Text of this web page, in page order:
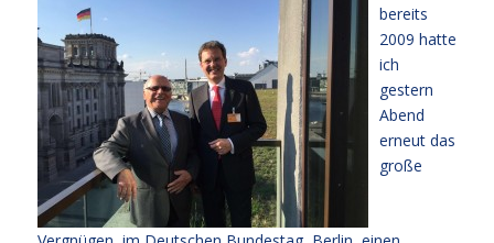
bereits
2009 hatte
ich
gestern
Abend
erneut das
große